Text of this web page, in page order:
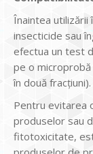
Înaintea utilizării
insecticide sau
efectua un test
pe o
în două fracţiuni).
Pentru evitarea
produselor sau
fitotoxicitate,